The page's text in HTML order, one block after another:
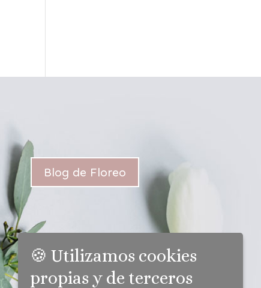
Blog de Floreo
🍪 Utilizamos cookies
propias y de terceros